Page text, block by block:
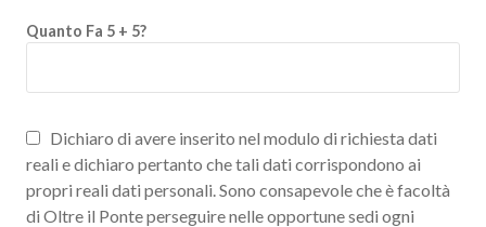
Quanto Fa 5 + 5?
Dichiaro di avere inserito nel modulo di richiesta dati
reali e dichiaro pertanto che tali dati corrispondono ai
propri reali dati personali. Sono consapevole che è facoltà
di Oltre il Ponte perseguire nelle opportune sedi ogni